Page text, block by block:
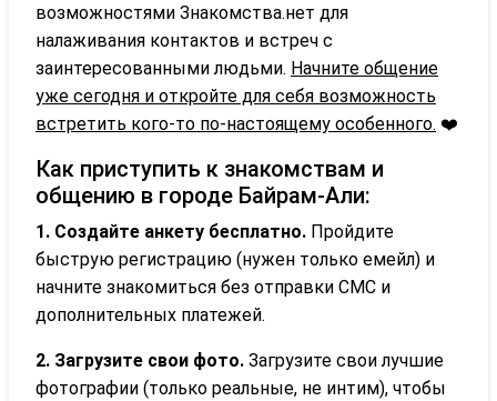
возможностями Знакомства.нет для
налаживания контактов и встреч с
заинтересованными людьми. Начните общение
уже сегодня и откройте для себя возможность
встретить кого-то по-настоящему особенного. ❤️
Как приступить к знакомствам и
общению в городе Байрам-Али:
1. Создайте анкету бесплатно. Пройдите
быструю регистрацию (нужен только емейл) и
начните знакомиться без отправки СМС и
дополнительных платежей.
2. Загрузите свои фото. Загрузите свои лучшие
фотографии (только реальные, не интим), чтобы